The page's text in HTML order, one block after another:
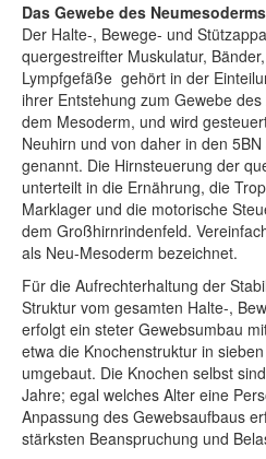
Das Gewebe des Neumesoderms
Der Halte-, Bewege- und
quergestreifter Muskulatur,
Lympfgefäße gehört in der
ihrer Entstehung zum Gewebe
dem Mesoderm, und wird
Neuhirn und von daher in den
genannt. Die Hirnsteuerung der
unterteilt in die Ernährung, die
Marklager und die motorische
dem Großhirnrindenfeld.
als Neu-Mesoderm bezeichnet.
Für die Aufrechterhaltung der
Struktur vom gesamten Halte-,
erfolgt ein steter Gewebsumbau
etwa die Knochenstruktur in
umgebaut. Die Knochen selbst
Jahre; egal welches Alter eine
Anpassung des Gewebsaufbaus
stärksten Beanspruchung und